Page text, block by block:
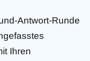
Antwort-Runde
Ihren